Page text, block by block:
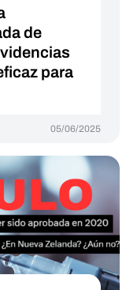
de
para
05/06/2025